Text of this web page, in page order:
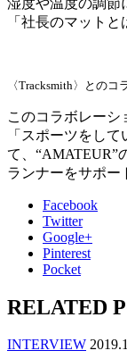
「社長のマット
〈Tracksmith〉との
このコラボレーシ
「スポーツをし
て、“AMATEUR”
ランナーをサポー
Facebook
Twitter
Google+
Pinterest
Pocket
RELATED
INTERVIEW